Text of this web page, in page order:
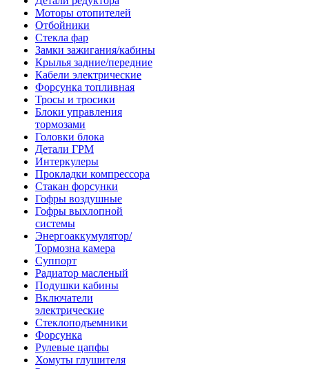
Моторы отопителей
Отбойники
Стекла фар
Замки зажигания/кабины
Крылья задние/передние
Кабели электрические
Форсунка топливная
Тросы и тросики
Блоки управления
тормозами
Головки блока
Детали ГРМ
Интеркулеры
Прокладки компрессора
Стакан форсунки
Гофры воздушные
Гофры выхлопной
системы
Энергоаккумулятор/
Тормозна камера
Суппорт
Радиатор масленый
Подушки кабины
Включатели
электрические
Стеклоподъемники
Форсунка
Рулевые цапфы
Хомуты глушителя